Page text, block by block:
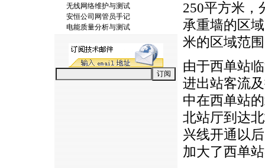
无线网络维护与测试
安恒公司网管员手记
电能质量分析与测试
250平方米，
承重墙的区
米的区域范
由于西单站
进出站客流
中在西单站
北站厅到达
兴线开通以
加大了西单